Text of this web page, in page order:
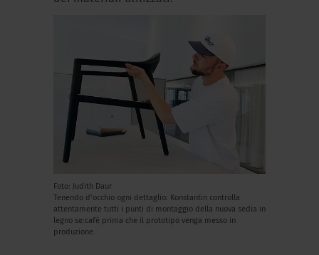
Foto: Judith Daur
Tenendo d’occhio ogni dettaglio: Konstantin controlla
attentamente tutti i punti di montaggio della nuova sedia in
legno se:café prima che il prototipo venga messo in
produzione.